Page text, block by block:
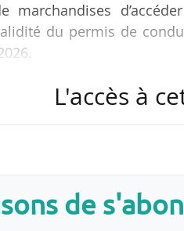
marchandises
du permis de
en vigueur le 01/
au premier alinéa de l’article
L'accès à
de